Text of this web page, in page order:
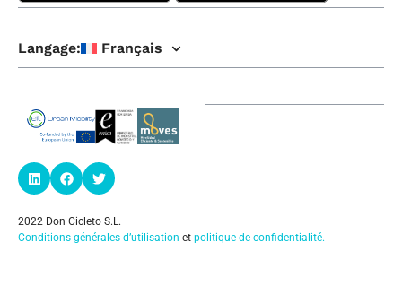
Langage: Français
2022 Don Cicleto S.L.
Conditions générales d’utilisation et politique de confidentialité.